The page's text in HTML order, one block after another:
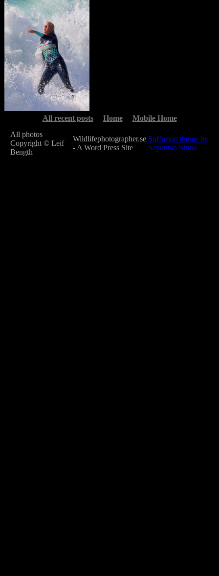
All recent posts Home
Mobile Home
All photos
Copyright © Leif
Bength
Wildlifephotographer.se
- A Word Press Site
Suffusion theme by
Sayontan Sinha